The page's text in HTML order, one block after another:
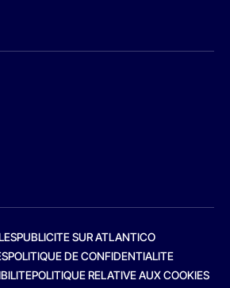
PUBLICITE SUR ATLANTICO
POLITIQUE DE CONFIDENTIALITE
POLITIQUE RELATIVE AUX COOKIES